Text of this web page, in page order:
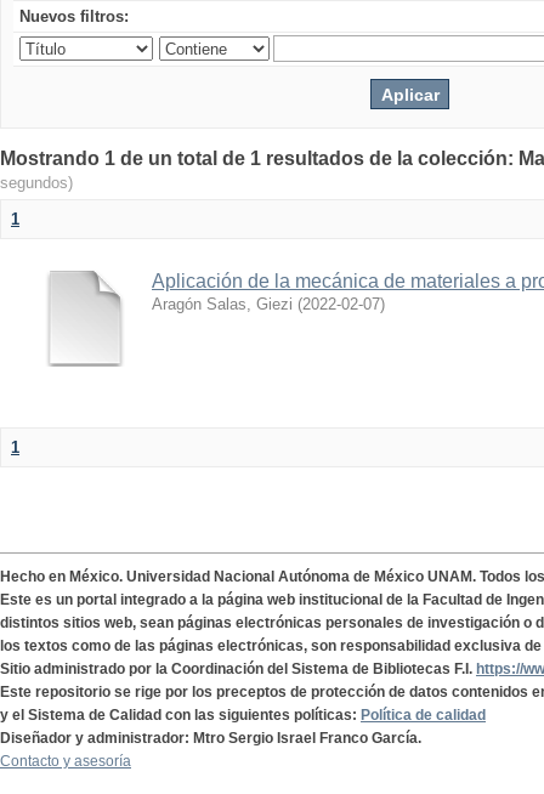
Nuevos filtros:
Mostrando 1 de un total de 1 resultados de la colección:
segundos)
1
Aplicación de la mecánica de materiales a
Aragón Salas, Giezi (2022-02-07)
1
Hecho en México. Universidad Nacional Autónoma de México UNAM. Todos
Este es un portal integrado a la página web institucional de la Facultad de
distintos sitios web, sean páginas electrónicas personales de investigación o
los textos como de las páginas electrónicas, son responsabilidad exclusiva
Sitio administrado por la Coordinación del Sistema de Bibliotecas F.I. https://
Este repositorio se rige por los preceptos de protección de datos contenidos
y el Sistema de Calidad con las siguientes políticas: Política de calidad
Diseñador y administrador: Mtro Sergio Israel Franco García.
Contacto y asesoría